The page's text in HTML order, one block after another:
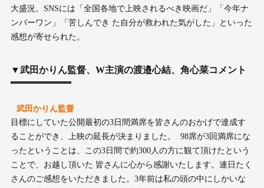
大盛況。SNSには「全国各地で上映されるべき映画だ」「今年ナ
ンバーワン」「苦しんでき た自分が救われた気がした」といった
感想が寄せられた。
▼武田かりん監督、W主演の渡邉心結、角心菜コメント
武田かりん監督
目標にしていた公開最初の3日間満席を皆さんのおかげで達成す
ることができ、上映の延長が決まりました。 98席が3回満席にな
ったということは、この3日間で約300人の方に観て頂けたという
ことで、お越し頂いた 皆さんに心から感謝いたします。連日たく
さんのご感想をいただきました。3年前は私の頭の中にしかいな